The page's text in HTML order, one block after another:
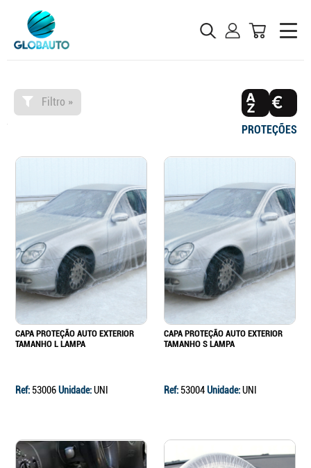
Filtro »
PROTEÇÕES
CAPA PROTEÇÃO AUTO EXTERIOR
TAMANHO L LAMPA
Ref: 53006Unidade:UNI
CAPA PROTEÇÃO AUTO EXTERIOR
TAMANHO S LAMPA
Ref: 53004Unidade:UNI